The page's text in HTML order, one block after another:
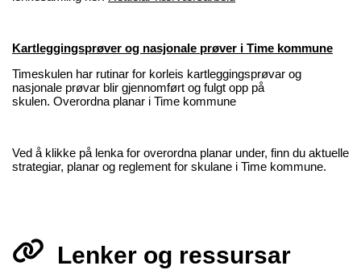
Kartleggingsprøver og nasjonale prøver i Time kommune
Timeskulen har rutinar for korleis kartleggingsprøvar og
nasjonale prøvar blir gjennomført og fulgt opp på
skulen. Overordna planar i Time kommune
Ved å klikke på lenka for overordna planar under, finn du aktuelle
strategiar, planar og reglement for skulane i Time kommune.
Lenker og ressursar